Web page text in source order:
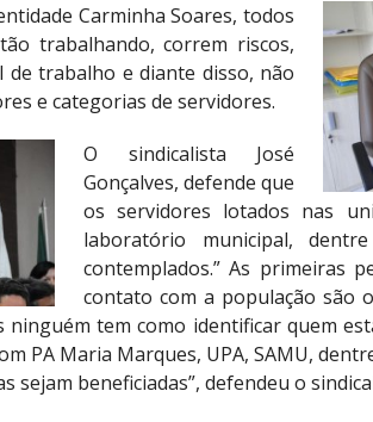
Carminha Soares, todos
trabalhando, correm riscos,
de trabalho e diante disso, não
e categorias de servidores.
O sindicalista José
Gonçalves, defende que
os servidores lotados nas
laboratório municipal,
contemplados.” As primeiras
contato com a população são
ninguém tem como identificar quem
PA Maria Marques, UPA, SAMU,
sejam beneficiadas”, defendeu o